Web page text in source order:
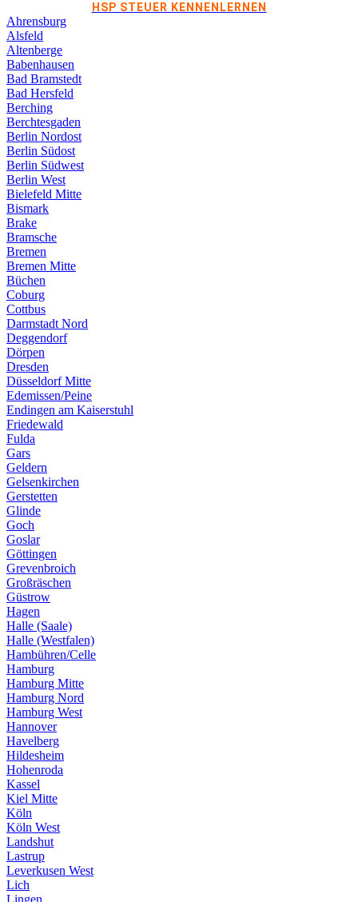
HSP STEUER KENNENLERNEN
Ahrensburg
Alsfeld
Altenberge
Babenhausen
Bad Bramstedt
Bad Hersfeld
Berching
Berchtesgaden
Berlin Nordost
Berlin Südost
Berlin Südwest
Berlin West
Bielefeld Mitte
Bismark
Brake
Bramsche
Bremen
Bremen Mitte
Büchen
Coburg
Cottbus
Darmstadt Nord
Deggendorf
Dörpen
Dresden
Düsseldorf Mitte
Edemissen/Peine
Endingen am Kaiserstuhl
Friedewald
Fulda
Gars
Geldern
Gelsenkirchen
Gerstetten
Glinde
Goch
Goslar
Göttingen
Grevenbroich
Großräschen
Güstrow
Hagen
Halle (Saale)
Halle (Westfalen)
Hambühren/Celle
Hamburg
Hamburg Mitte
Hamburg Nord
Hamburg West
Hannover
Havelberg
Hildesheim
Hohenroda
Kassel
Kiel Mitte
Köln
Köln West
Landshut
Lastrup
Leverkusen West
Lich